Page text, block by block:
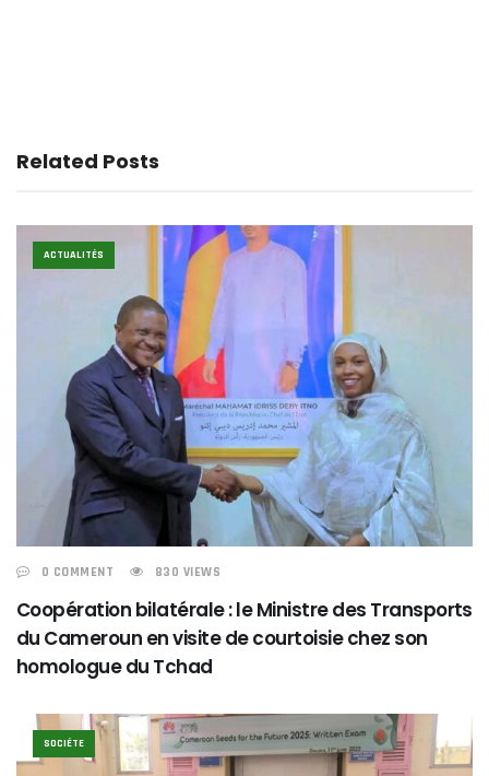
Related Posts
ACTUALITÉS
0 COMMENT 830 VIEWS
Coopération bilatérale : le Ministre des Transports
du Cameroun en visite de courtoisie chez son
homologue du Tchad
SOCIÉTE